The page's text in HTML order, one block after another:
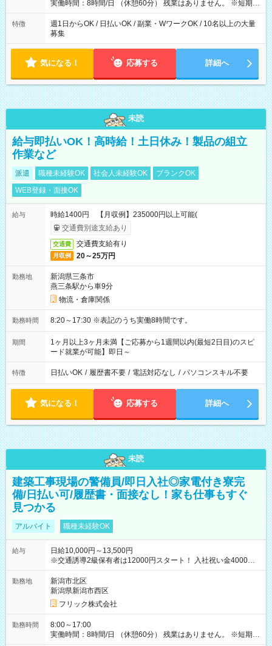
実働時間：8時間/日 （休憩60分） 残業はありません。 ※短期の
募集は行っておりません。予めご了承くださいませ。
特徴
週1日からOK / 日払いOK / 副業・WワークOK / 10名以上の大量
募集
気になる！ 応募する 詳細へ
未読
給与即払いOK！高時給！土日休み！製品の組立
作業など
派遣 職種未経験OK 社会人未経験OK
ブランクOK
WEB登録・面接OK
給与
時給1400円 【月収例】235000円以上可能(
交通費別途支給あり
交通費 交通費支給有り
月収例 20～25万円
勤務地
新潟県三条市
燕三条駅から車9分
物流・倉庫関係
勤務時間 8:20～17:30 ※表記のうち実働8時間です。
期間
1ヶ月以上3ヶ月未満【ご応募から1週間以内(最短2日目)のスピ
ード就業が可能】即日～
特徴 日払いOK / 履歴書不要 / 電話対応なし / パソコンスキル不要
気になる！ 応募する 詳細へ
未読
建築工事現場の警備員/即日入社◎家電付き寮完
備/日払い可/履歴書・面接なし！家も仕事もすぐ
見つかる
アルバイト 職種未経験OK
給与
日給10,000円～13,500円
※交通誘導2級保有者は12000円スタート！ 入社祝い金4000円
【試用期間】試用期間なし
勤務地
新潟市北区
新潟県新潟市西区
フリック株式会社
勤務時間
8:00～17:00
実働時間：8時間/日 （休憩60分） 残業はありません。 ※短期の
募集は行っておりません。予めご了承くださいませ。